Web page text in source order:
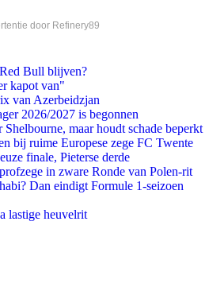
door Refinery89
Bull blijven?
kapot van"
van Azerbeidzjan
2026/2027 is begonnen
maar houdt schade beperkt
bij ruime Europese zege FC Twente
finale, Pieterse derde
in zware Ronde van Polen-rit
Dan eindigt Formule 1-seizoen
lastige heuvelrit